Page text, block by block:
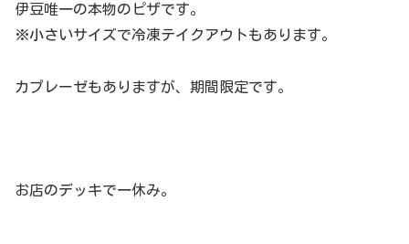
伊豆唯一の本物のピザです。
※小さいサイズで冷凍テイクアウトもあります。
カプレーゼもありますが、期間限定です。
お店のデッキで一休み。